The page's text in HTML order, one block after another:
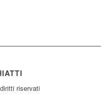
riservati